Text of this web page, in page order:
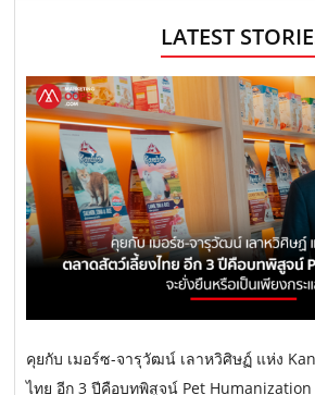
LATEST
คุยกับ เมอร์ซ-จารุวัฒน์ เลาหวิศิษฏ์ แห่ง
ไทย อีก 3 ปีคือบทพิสูจน์ Pet Humanization